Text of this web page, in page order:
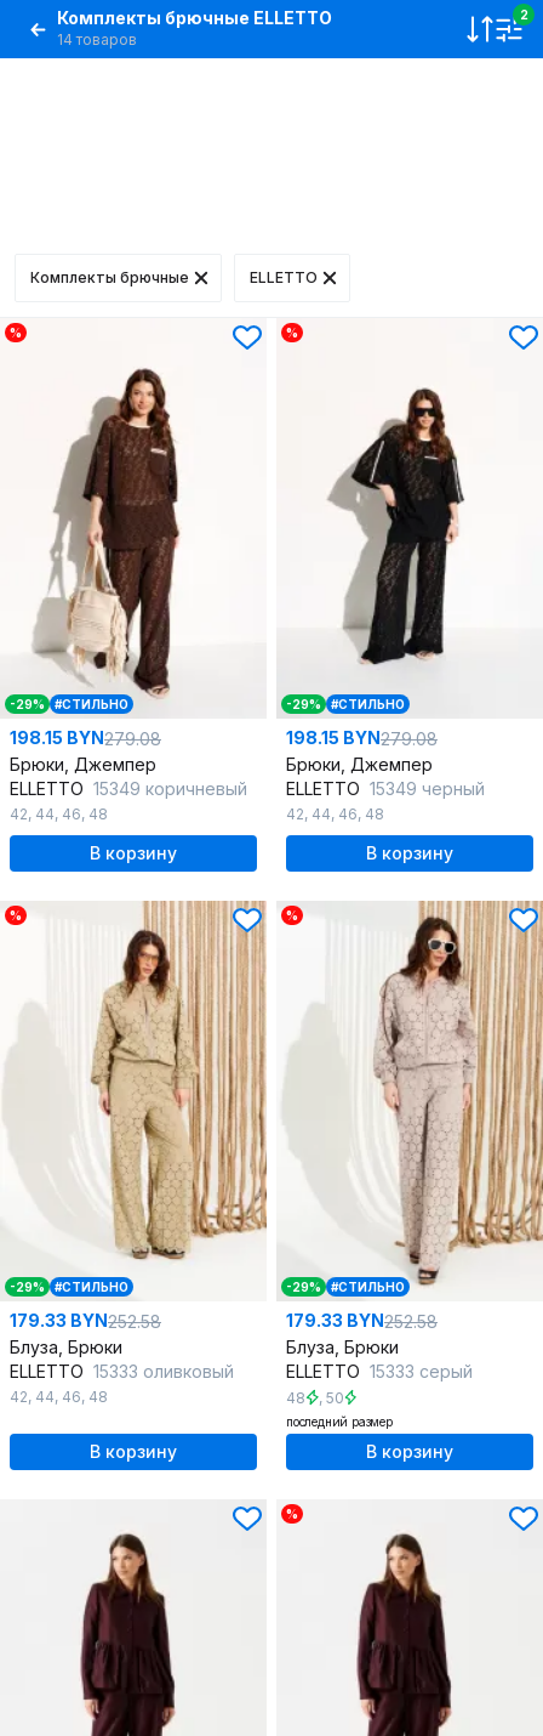
Комплекты брючные ELLETTO
14 товаров
2
Комплекты брючные ELLETTO
%
-29% #СТИЛЬНО
198.15 BYN279.08
Брюки, Джемпер
ELLETTO 15349 коричневый
42, 44, 46, 48
В корзину
%
-29% #СТИЛЬНО
198.15 BYN279.08
Брюки, Джемпер
ELLETTO 15349 черный
42, 44, 46, 48
В корзину
%
-29% #СТИЛЬНО
179.33 BYN252.58
Блуза, Брюки
ELLETTO 15333 оливковый
42, 44, 46, 48
В корзину
%
-29% #СТИЛЬНО
179.33 BYN252.58
Блуза, Брюки
ELLETTO 15333 серый
48 , 50
последний размер
В корзину
%